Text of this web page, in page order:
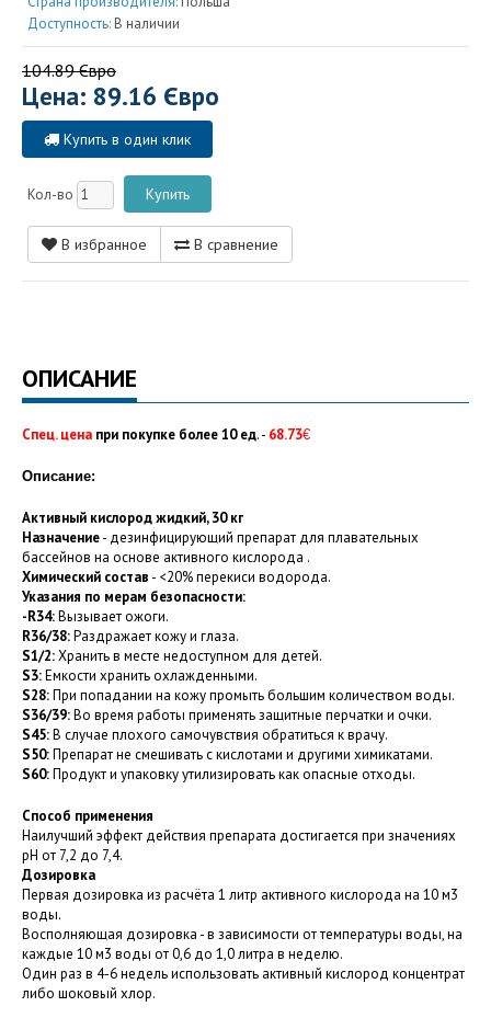
Доступность: В наличии
104.89 Євро
Цена: 89.16 Євро
Купить в один клик
Кол-во
В избранное В сравнение
ОПИСАНИЕ
Спец. цена при покупке более 10 ед. - 68.73€
Описание:
Активный кислород жидкий, 30 кг
Назначение- дезинфицирующий препарат для плавательных
бассейнов на основе активного кислорода .
Химический состав - <20% перекиси водорода.
Указания по мерам безопасности:
-R34:Вызывает ожоги.
R36/38:Раздражает кожу и глаза.
S1/2:Хранить в месте недоступном для детей.
S3:Емкости хранить охлажденными.
S28:При попадании на кожу промыть большим количеством воды.
S36/39:Во время работы применять защитные перчатки и очки.
S45:В случае плохого самочувствия обратиться к врачу.
S50:Препарат не смешивать с кислотами и другими химикатами.
S60:Продукт и упаковку утилизировать как опасные отходы.
Способ применения
Наилучший эффект действия препарата достигается при значениях
рН от 7,2 до 7,4.
Дозировка
Первая дозировка из расчёта 1 литр активного кислорода на 10 м3
воды.
Восполняющая дозировка - в зависимости от температуры воды, на
каждые 10 м3 воды от 0,6 до 1,0 литра в неделю.
Один раз в 4-6 недель использовать активный кислород концентрат
либо шоковый хлор.